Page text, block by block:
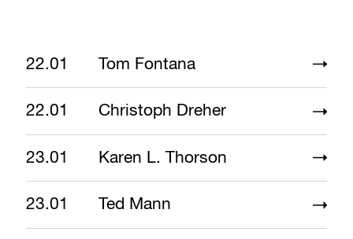
22.01 Tom Fontana
22.01 Christoph Dreher
23.01 Karen L. Thorson
23.01 Ted Mann